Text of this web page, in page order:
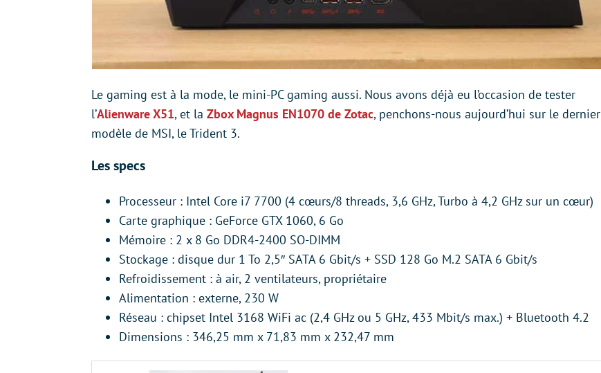
Le gaming est à la mode, le mini-PC gaming aussi. Nous avons déjà eu l’occasion de tester
l’Alienware X51, et la Zbox Magnus EN1070 de Zotac, penchons-nous aujourd’hui sur le dernier
modèle de MSI, le Trident 3.
Les specs
Processeur : Intel Core i7 7700 (4 cœurs/8 threads, 3,6 GHz, Turbo à 4,2 GHz sur un cœur)
Carte graphique : GeForce GTX 1060, 6 Go
Mémoire : 2 x 8 Go DDR4-2400 SO-DIMM
Stockage : disque dur 1 To 2,5″ SATA 6 Gbit/s + SSD 128 Go M.2 SATA 6 Gbit/s
Refroidissement : à air, 2 ventilateurs, propriétaire
Alimentation : externe, 230 W
Réseau : chipset Intel 3168 WiFi ac (2,4 GHz ou 5 GHz, 433 Mbit/s max.) + Bluetooth 4.2
Dimensions : 346,25 mm x 71,83 mm x 232,47 mm